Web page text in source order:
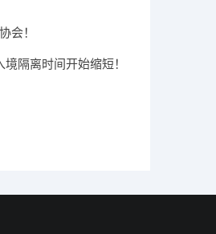
会！
隔离时间开始缩短！